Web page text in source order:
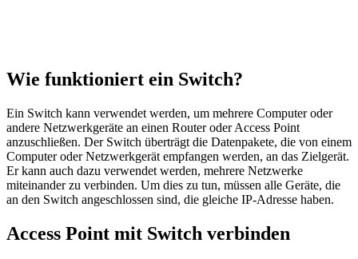
Wie funktioniert ein Switch?
Ein Switch kann verwendet werden, um mehrere Computer oder
andere Netzwerkgeräte an einen Router oder Access Point
anzuschließen. Der Switch überträgt die Datenpakete, die von einem
Computer oder Netzwerkgerät empfangen werden, an das Zielgerät.
Er kann auch dazu verwendet werden, mehrere Netzwerke
miteinander zu verbinden. Um dies zu tun, müssen alle Geräte, die
an den Switch angeschlossen sind, die gleiche IP-Adresse haben.
Access Point mit Switch verbinden